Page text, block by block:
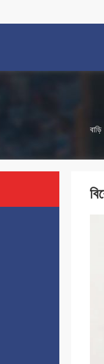
বাড়ি